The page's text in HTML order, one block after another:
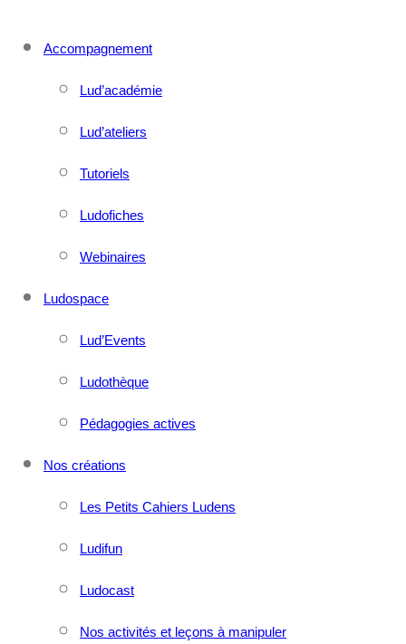
Accompagnement
Lud’académie
Lud’ateliers
Tutoriels
Ludofiches
Webinaires
Ludospace
Lud’Events
Ludothèque
Pédagogies actives
Nos créations
Les Petits Cahiers Ludens
Ludifun
Ludocast
Nos activités et leçons à manipuler